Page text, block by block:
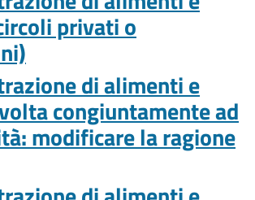
privati o
di alimenti e
congiuntamente ad
modificare la ragione